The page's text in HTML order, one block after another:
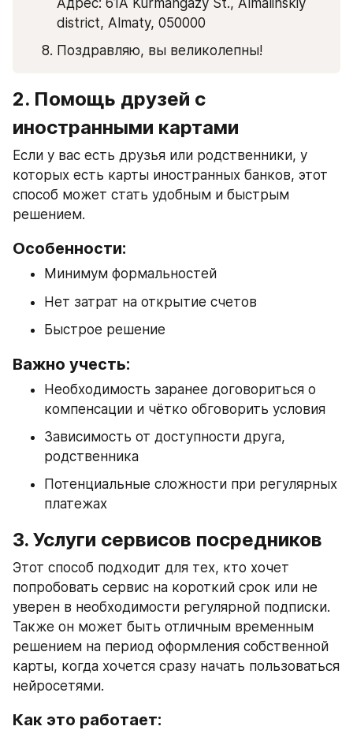
district, Almaty, 050000
Поздравляю, вы великолепны!
2. Помощь друзей с
иностранными картами
Если у вас есть друзья или родственники, у
которых есть карты иностранных банков, этот
способ может стать удобным и быстрым
решением.
Особенности:
Минимум формальностей
Нет затрат на открытие счетов
Быстрое решение
Важно учесть:
Необходимость заранее договориться о
компенсации и чётко обговорить условия
Зависимость от доступности друга,
родственника
Потенциальные сложности при регулярных
платежах
3. Услуги сервисов посредников
Этот способ подходит для тех, кто хочет
попробовать сервис на короткий срок или не
уверен в необходимости регулярной подписки.
Также он может быть отличным временным
решением на период оформления собственной
карты, когда хочется сразу начать пользоваться
нейросетями.
Как это работает: